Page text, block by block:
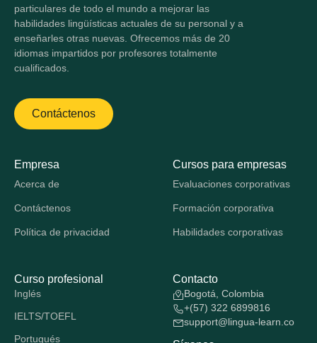
particulares de todo el mundo a mejorar las
habilidades lingüísticas actuales de su personal y a
enseñarles otras nuevas. Ofrecemos más de 20
idiomas impartidos por profesores totalmente
cualificados.
Contáctenos
Empresa
Acerca de
Contáctenos
Política de privacidad
Cursos para empresas
Evaluaciones corporativas
Formación corporativa
Habilidades corporativas
Curso profesional
Inglés
IELTS/TOEFL
Portugués
Contacto
Bogotá, Colombia
+(57) 322 6899816
support@lingua-learn.co